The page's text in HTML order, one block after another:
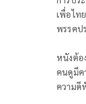
เพื่อไท
พรรคป
หนังต้อ
คนดูมีค
ความดี